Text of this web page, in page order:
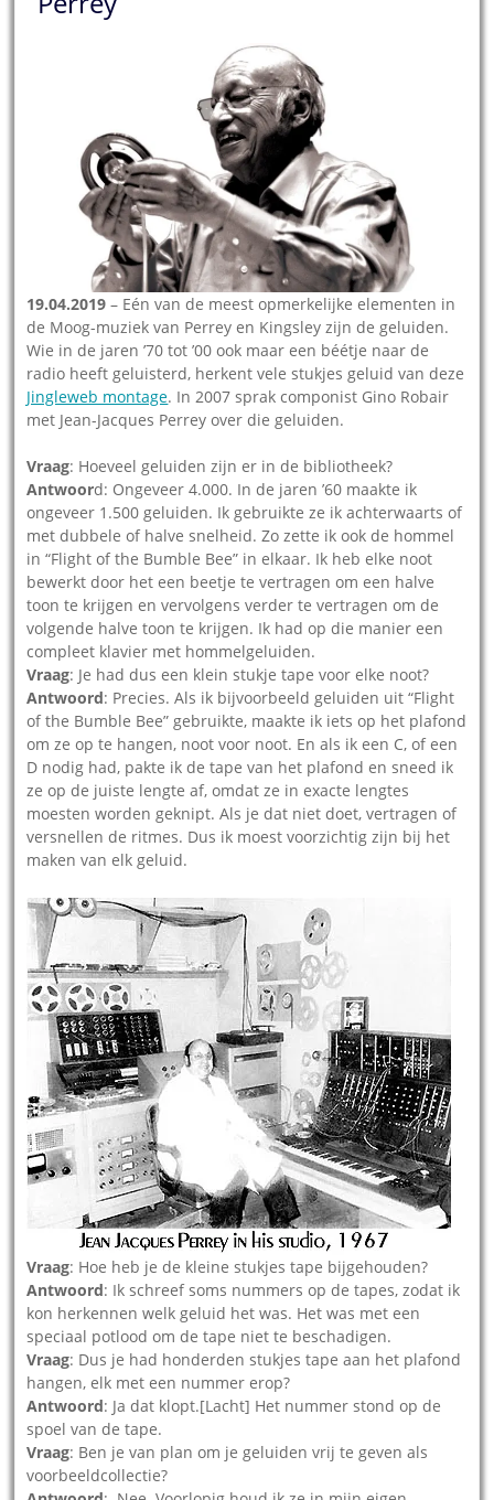
19.04.2019 – Eén van de meest opmerkelijke elementen in
de Moog-muziek van Perrey en Kingsley zijn de geluiden.
Wie in de jaren ’70 tot ’00 ook maar een béétje naar de
radio heeft geluisterd, herkent vele stukjes geluid van deze
Jingleweb montage. In 2007 sprak componist Gino Robair
met Jean-Jacques Perrey over die geluiden.
Vraag: Hoeveel geluiden zijn er in de bibliotheek?
Antwoord: Ongeveer 4.000. In de jaren ’60 maakte ik
ongeveer 1.500 geluiden. Ik gebruikte ze ik achterwaarts of
met dubbele of halve snelheid. Zo zette ik ook de hommel
in “Flight of the Bumble Bee” in elkaar. Ik heb elke noot
bewerkt door het een beetje te vertragen om een halve
toon te krijgen en vervolgens verder te vertragen om de
volgende halve toon te krijgen. Ik had op die manier een
compleet klavier met hommelgeluiden.
Vraag: Je had dus een klein stukje tape voor elke noot?
Antwoord: Precies. Als ik bijvoorbeeld geluiden uit “Flight
of the Bumble Bee” gebruikte, maakte ik iets op het plafond
om ze op te hangen, noot voor noot. En als ik een C, of ​​een
D nodig had, pakte ik de tape van het plafond en sneed ik
ze op de juiste lengte af, omdat ze in exacte lengtes
moesten worden geknipt. Als je dat niet doet, vertragen of
versnellen de ritmes. Dus ik moest voorzichtig zijn bij het
maken van elk geluid.
Vraag: Hoe heb je de kleine stukjes tape bijgehouden?
Antwoord: Ik schreef soms nummers op de tapes, zodat ik
kon herkennen welk geluid het was. Het was met een
speciaal potlood om de tape niet te beschadigen.
Vraag: Dus je had honderden stukjes tape aan het plafond
hangen, elk met een nummer erop?
Antwoord: Ja dat klopt.[Lacht] Het nummer stond op de
spoel van de tape.
Vraag: Ben je van plan om je geluiden vrij te geven als
voorbeeldcollectie?